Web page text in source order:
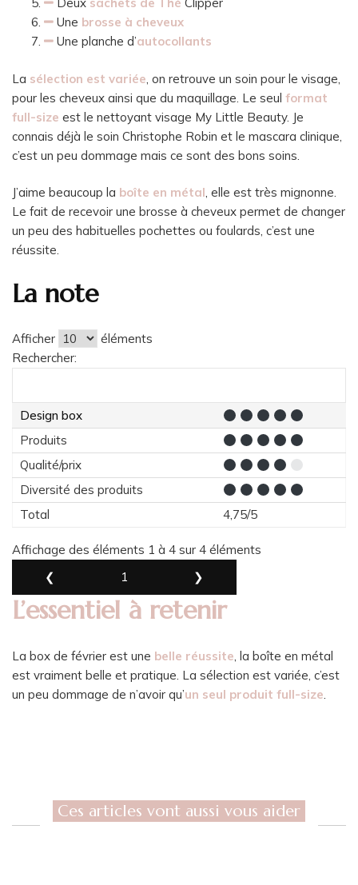
Une brosse à cheveux
Une planche d’autocollants
La sélection est variée , on retrouve un soin pour le visage,
pour les cheveux ainsi que du maquillage. Le seul format
full-size est le nettoyant visage My Little Beauty. Je
connais déjà le soin Christophe Robin et le mascara clinique,
c’est un peu dommage mais ce sont des bons soins.
J’aime beaucoup la boîte en métal, elle est très mignonne.
Le fait de recevoir une brosse à cheveux permet de changer
un peu des habituelles pochettes ou foulards, c’est une
réussite.
La note
Afficher
éléments
Rechercher:
Design box
Produits
Qualité/prix
Diversité des produits
Total
4,75/5
Affichage des éléments 1 à 4 sur 4 éléments
❮
1 ❯
L’essentiel à retenir
La box de février est une belle réussite, la boîte en métal
est vraiment belle et pratique. La sélection est variée, c’est
un peu dommage de n’avoir qu’un seul produit full-size.
Ces articles vont aussi vous aider